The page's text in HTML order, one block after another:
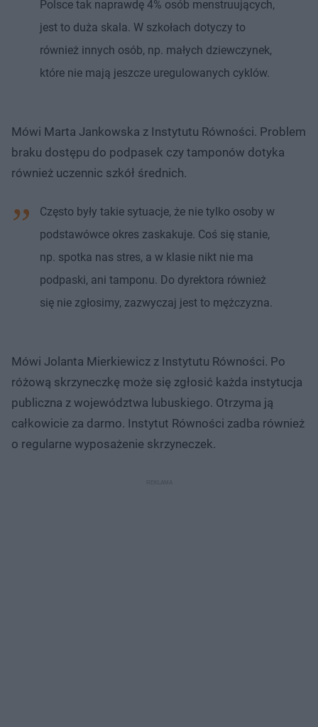
Polsce tak naprawdę 4% osób menstruujących,
jest to duża skala. W szkołach dotyczy to
również innych osób, np. małych dziewczynek,
które nie mają jeszcze uregulowanych cyklów.
Mówi Marta Jankowska z Instytutu Równości. Problem
braku dostępu do podpasek czy tamponów dotyka
również uczennic szkół średnich.
Często były takie sytuacje, że nie tylko osoby w
podstawówce okres zaskakuje. Coś się stanie,
np. spotka nas stres, a w klasie nikt nie ma
podpaski, ani tamponu. Do dyrektora również
się nie zgłosimy, zazwyczaj jest to mężczyzna.
Mówi Jolanta Mierkiewicz z Instytutu Równości. Po
różową skrzyneczkę może się zgłosić każda instytucja
publiczna z województwa lubuskiego. Otrzyma ją
całkowicie za darmo. Instytut Równości zadba również
o regularne wyposażenie skrzyneczek.